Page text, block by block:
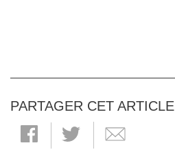
PARTAGER CET ARTICLE